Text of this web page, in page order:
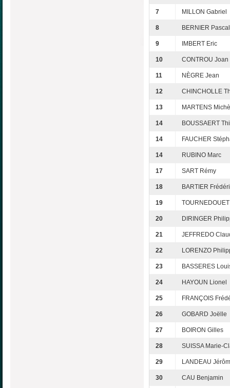
7 MILLON Gabriel
8 BERNIER Pascal
9 IMBERT Eric
10 CONTROU Joan
11 NÈGRE Jean
12 CHINCHOLLE
13 MARTENS
14 BOUSSAERT
14 FAUCHER
14 RUBINO Marc
17 SART Rémy
18 BARTIER
19
20 DIRINGER
21 JEFFREDO
22 LORENZO
23 BASSERES
24 HAYOUN Lionel
25 FRANÇOIS
26 GOBARD Joëlle
27 BOIRON Gilles
28 SUISSA Marie-
29 LANDEAU
30 CAU Benjamin